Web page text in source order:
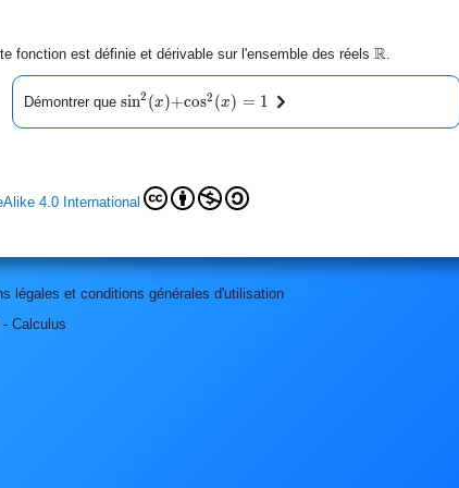
fonction est définie et dérivable sur l'ensemble des réels \mathbb{R}
R.
Démontrer que\sin^2(x)+
sin2 (x)+\cos^2(x)=1
cos2 (x) = 1
4.0 International
légales et conditions générales d'utilisation
Calculus